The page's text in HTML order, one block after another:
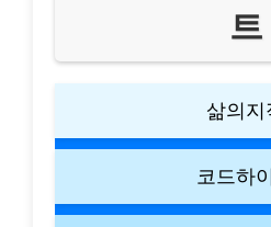
트
삶의지
코드하